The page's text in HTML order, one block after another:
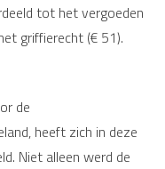
tot het vergoeden
griffierecht (€ 51).
de
heeft zich in deze
Niet alleen werd de